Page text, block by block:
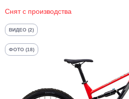
Снят с производства
ВИДЕО (2)
ФОТО (18)
График платежей